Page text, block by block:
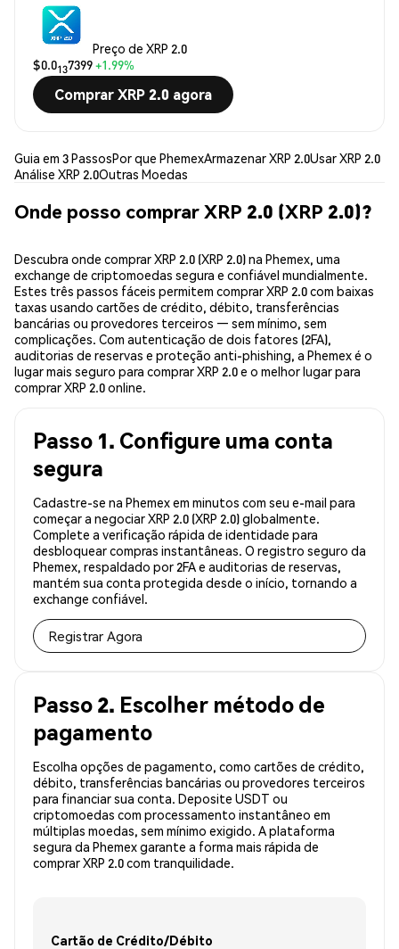
Preço de XRP 2.0
$0.0137399+1.99%
Comprar XRP 2.0 agora
Guia em 3 PassosPor que PhemexArmazenar XRP 2.0Usar XRP 2.0
Análise XRP 2.0Outras Moedas
Onde posso comprar XRP 2.0 (XRP 2.0)?
Descubra onde comprar XRP 2.0 (XRP 2.0) na Phemex, uma
exchange de criptomoedas segura e confiável mundialmente.
Estes três passos fáceis permitem comprar XRP 2.0 com baixas
taxas usando cartões de crédito, débito, transferências
bancárias ou provedores terceiros — sem mínimo, sem
complicações. Com autenticação de dois fatores (2FA),
auditorias de reservas e proteção anti-phishing, a Phemex é o
lugar mais seguro para comprar XRP 2.0 e o melhor lugar para
comprar XRP 2.0 online.
Passo 1. Configure uma conta
segura
Cadastre-se na Phemex em minutos com seu e-mail para
começar a negociar XRP 2.0 (XRP 2.0) globalmente.
Complete a verificação rápida de identidade para
desbloquear compras instantâneas. O registro seguro da
Phemex, respaldado por 2FA e auditorias de reservas,
mantém sua conta protegida desde o início, tornando a
exchange confiável.
Registrar Agora
Passo 2. Escolher método de
pagamento
Escolha opções de pagamento, como cartões de crédito,
débito, transferências bancárias ou provedores terceiros
para financiar sua conta. Deposite USDT ou
criptomoedas com processamento instantâneo em
múltiplas moedas, sem mínimo exigido. A plataforma
segura da Phemex garante a forma mais rápida de
comprar XRP 2.0 com tranquilidade.
Cartão de Crédito/Débito